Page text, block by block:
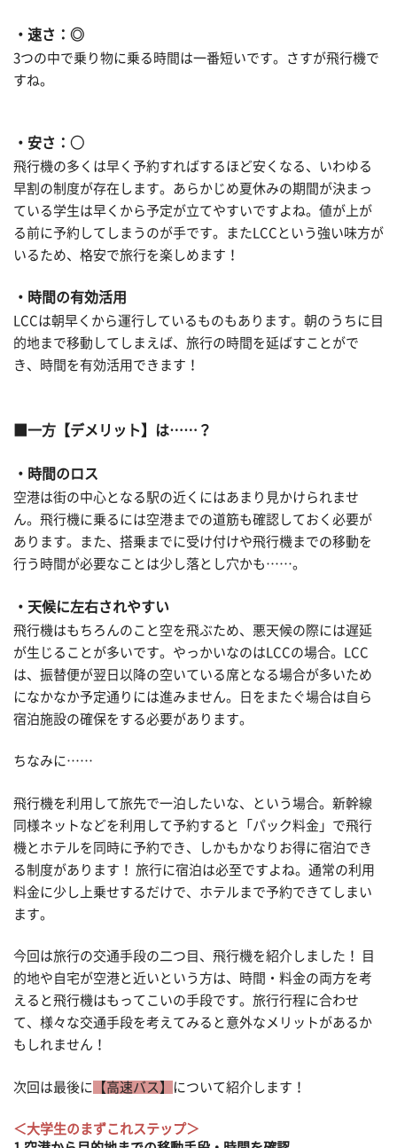
・速さ：◎
3つの中で乗り物に乗る時間は一番短いです。さすが飛行機で
すね。
・安さ：○
飛行機の多くは早く予約すればするほど安くなる、いわゆる
早割の制度が存在します。あらかじめ夏休みの期間が決まっ
ている学生は早くから予定が立てやすいですよね。値が上が
る前に予約してしまうのが手です。またLCCという強い味方が
いるため、格安で旅行を楽しめます！
・時間の有効活用
LCCは朝早くから運行しているものもあります。朝のうちに目
的地まで移動してしまえば、旅行の時間を延ばすことがで
き、時間を有効活用できます！
■一方【デメリット】は……？
・時間のロス
空港は街の中心となる駅の近くにはあまり見かけられませ
ん。飛行機に乗るには空港までの道筋も確認しておく必要が
あります。また、搭乗までに受け付けや飛行機までの移動を
行う時間が必要なことは少し落とし穴かも……。
・天候に左右されやすい
飛行機はもちろんのこと空を飛ぶため、悪天候の際には遅延
が生じることが多いです。やっかいなのはLCCの場合。LCC
は、振替便が翌日以降の空いている席となる場合が多いため
になかなか予定通りには進みません。日をまたぐ場合は自ら
宿泊施設の確保をする必要があります。
ちなみに……
飛行機を利用して旅先で一泊したいな、という場合。新幹線
同様ネットなどを利用して予約すると「パック料金」で飛行
機とホテルを同時に予約でき、しかもかなりお得に宿泊でき
る制度があります！ 旅行に宿泊は必至ですよね。通常の利用
料金に少し上乗せするだけで、ホテルまで予約できてしまい
ます。
今回は旅行の交通手段の二つ目、飛行機を紹介しました！ 目
的地や自宅が空港と近いという方は、時間・料金の両方を考
えると飛行機はもってこいの手段です。旅行行程に合わせ
て、様々な交通手段を考えてみると意外なメリットがあるか
もしれません！
次回は最後に 【高速バス】 について紹介します！
＜大学生のまずこれステップ＞